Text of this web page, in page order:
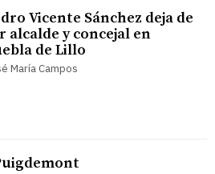
Vicente Sánchez deja de
alcalde y concejal en
de Lillo
María Campos